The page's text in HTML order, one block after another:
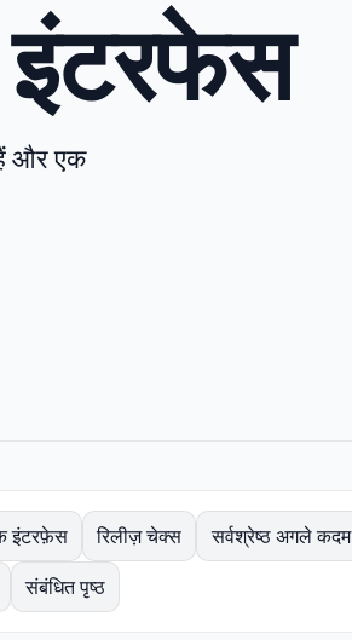
इंटरफेस
और एक
इंटरफ़ेस रिलीज़ चेक्स सर्वश्रेष्ठ अगले कदम
संबंधित पृष्ठ